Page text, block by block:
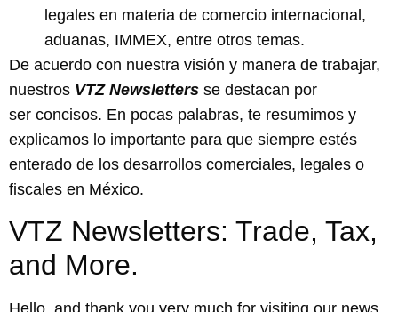
legales en materia de comercio internacional,
aduanas, IMMEX, entre otros temas.
De acuerdo con nuestra visión y manera de trabajar,
nuestros VTZ Newsletters se destacan por
ser concisos. En pocas palabras, te resumimos y
explicamos lo importante para que siempre estés
enterado de los desarrollos comerciales, legales o
fiscales en México.
VTZ Newsletters: Trade, Tax,
and More.